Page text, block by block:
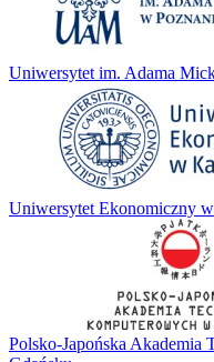
Uniwersytet im. Adama
Uniwersytet Ekonomiczny
Polsko-Japońska